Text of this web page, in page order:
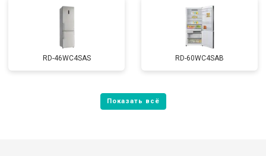
RD-46WC4SAS RD-60WC4SAB